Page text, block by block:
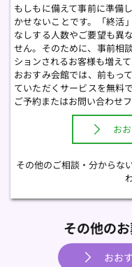
もしもに備えて事前に準備
かせないことです。「終活
なしする人数やご要望も異
せん。そのために、事前相
ションされるお客様も増えて
おおすみ会館では、前もっ
ていただくサービスを無料
ご予約またはお問い合わせ
お
その他のご相談・分からな
その他の
おお